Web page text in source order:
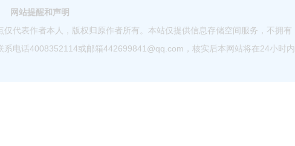
网站提醒和声明
代表作者本人，版权归原作者所有。本站仅提供信息存储空间服务，不拥有
电话4008352114或邮箱442699841@qq.com，核实后本网站将在24小时内